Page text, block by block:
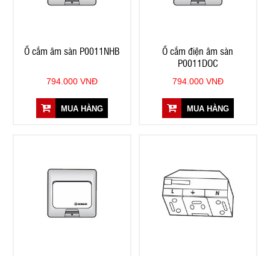
Ổ cắm âm sàn P0011NHB
794.000 VNĐ
MUA HÀNG
Ổ cắm điện âm sàn
P0011DOC
794.000 VNĐ
MUA HÀNG